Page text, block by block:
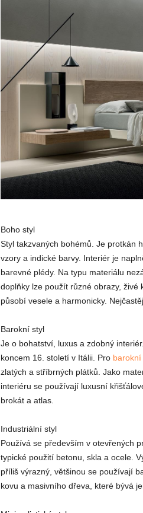
Boho styl
Styl takzvaných bohémů. Je protkán
vzory a indické barvy. Interiér je
barevné plédy. Na typu materiálu
doplňky lze použít různé obrazy,
působí vesele a harmonicky.
Barokní styl
Je o bohatství, luxus a zdobný
koncem 16. století v Itálii. Pro barokní
zlatých a stříbrných plátků. Jako
interiéru se používají luxusní
brokát a atlas.
Industriální styl
Používá se především v otevřených
typické použití betonu, skla a ocele.
příliš výrazný, většinou se používají
kovu a masivního dřeva, které bývá